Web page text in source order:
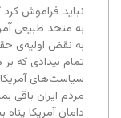
نباید فراموش
به متحد طبیعی
به نقض اولیه‌ی
تمام بیدادی که
سیاست‌های آمریکا
مردم ایران باقی
دامان آمریکا